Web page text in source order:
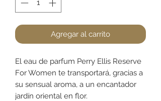
Agregar al carrito
El eau de parfum Perry Ellis Reserve
For Women te transportará, gracias a
su sensual aroma, a un encantador
jardín oriental en flor.